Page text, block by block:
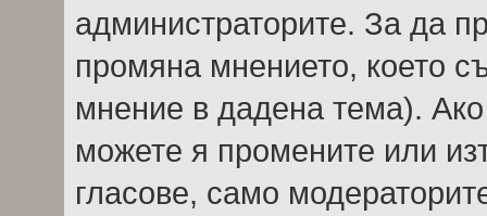
администраторите. За да
промяна мнението, което
мнение в дадена тема). Ако
можете я промените или
гласове, само